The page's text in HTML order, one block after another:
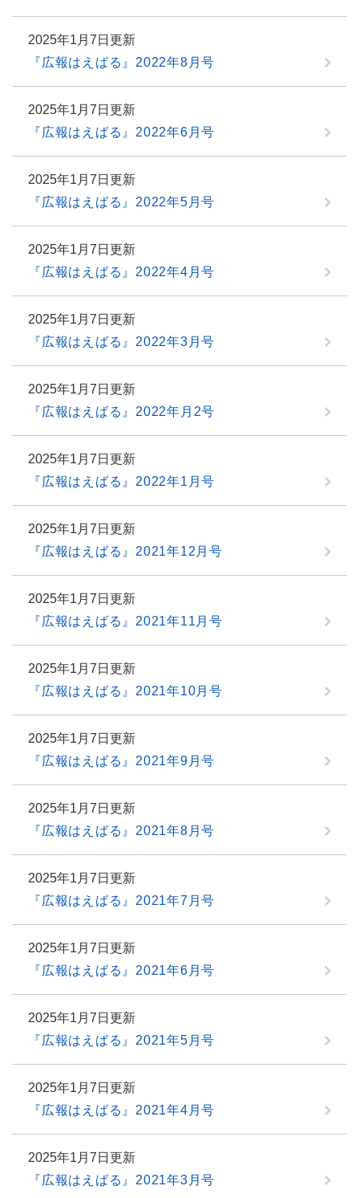
2025年1月7日更新
『広報はえばる』2022年8月号
2025年1月7日更新
『広報はえばる』2022年6月号
2025年1月7日更新
『広報はえばる』2022年5月号
2025年1月7日更新
『広報はえばる』2022年4月号
2025年1月7日更新
『広報はえばる』2022年3月号
2025年1月7日更新
『広報はえばる』2022年月2号
2025年1月7日更新
『広報はえばる』2022年1月号
2025年1月7日更新
『広報はえばる』2021年12月号
2025年1月7日更新
『広報はえばる』2021年11月号
2025年1月7日更新
『広報はえばる』2021年10月号
2025年1月7日更新
『広報はえばる』2021年9月号
2025年1月7日更新
『広報はえばる』2021年8月号
2025年1月7日更新
『広報はえばる』2021年7月号
2025年1月7日更新
『広報はえばる』2021年6月号
2025年1月7日更新
『広報はえばる』2021年5月号
2025年1月7日更新
『広報はえばる』2021年4月号
2025年1月7日更新
『広報はえばる』2021年3月号